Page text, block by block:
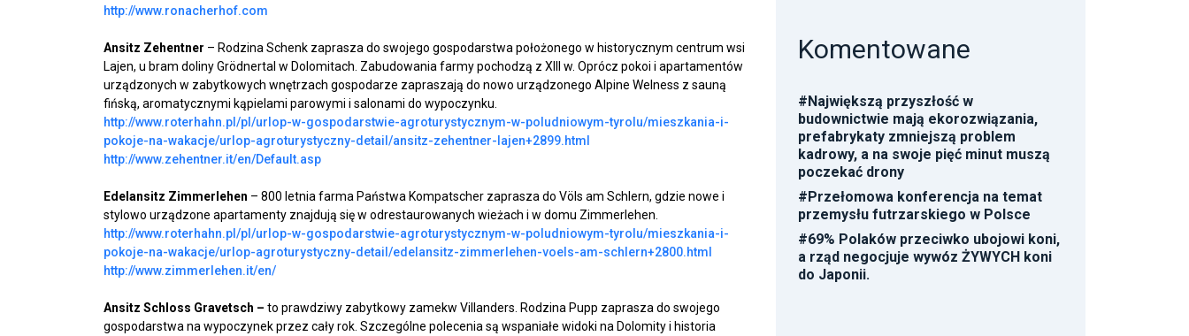
http://www.ronacherhof.com
Ansitz Zehentner – Rodzina Schenk zaprasza do swojego gospodarstwa położonego w historycznym centrum wsi
Lajen, u bram doliny Grödnertal w Dolomitach. Zabudowania farmy pochodzą z XIII w. Oprócz pokoi i apartamentów
urządzonych w zabytkowych wnętrzach gospodarze zapraszają do nowo urządzonego Alpine Welness z sauną
fińską, aromatycznymi kąpielami parowymi i salonami do wypoczynku.
http://www.roterhahn.pl/pl/urlop-w-gospodarstwie-agroturystycznym-w-poludniowym-tyrolu/mieszkania-i-
pokoje-na-wakacje/urlop-agroturystyczny-detail/ansitz-zehentner-lajen+2899.html
http://www.zehentner.it/en/Default.asp
Edelansitz Zimmerlehen – 800 letnia farma Państwa Kompatscher zaprasza do Völs am Schlern, gdzie nowe i
stylowo urządzone apartamenty znajdują się w odrestaurowanych wieżach i w domu Zimmerlehen.
http://www.roterhahn.pl/pl/urlop-w-gospodarstwie-agroturystycznym-w-poludniowym-tyrolu/mieszkania-i-
pokoje-na-wakacje/urlop-agroturystyczny-detail/edelansitz-zimmerlehen-voels-am-schlern+2800.html
http://www.zimmerlehen.it/en/
Ansitz Schloss Gravetsch – to prawdziwy zabytkowy zamekw Villanders. Rodzina Pupp zaprasza do swojego
gospodarstwa na wypoczynek przez cały rok. Szczególne polecenia są wspaniałe widoki na Dolomity i historia
Komentowane
#Największą przyszłość w
budownictwie mają ekorozwiązania,
prefabrykaty zmniejszą problem
kadrowy, a na swoje pięć minut muszą
poczekać drony
#Przełomowa konferencja na temat
przemysłu futrzarskiego w Polsce
#69% Polaków przeciwko ubojowi koni,
a rząd negocjuje wywóz ŻYWYCH koni
do Japonii.